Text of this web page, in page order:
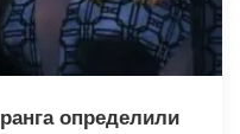
определили